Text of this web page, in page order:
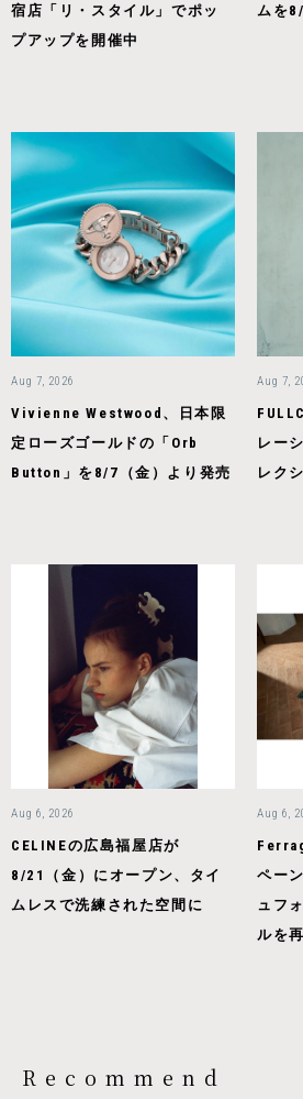
宿店「リ・スタイル」でポッ
プアップを開催中
ムを
Aug 7, 2026
Vivienne Westwood、日本限
定ローズゴールドの「Orb
Button」を8/7（金）より発売
Aug 7,
レー
レク
Aug 6, 2026
CELINEの広島福屋店が
8/21（金）にオープン、タイ
ムレスで洗練された空間に
Aug 6,
ペー
ュフ
ルを
Recommend